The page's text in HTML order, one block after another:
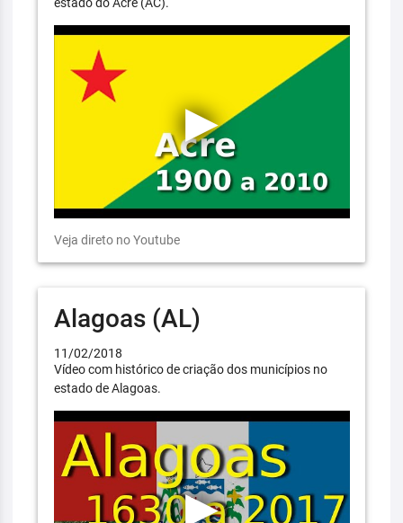
Veja direto no Youtube
Alagoas (AL)
11/02/2018
Vídeo com histórico de criação dos municípios no
estado de Alagoas.